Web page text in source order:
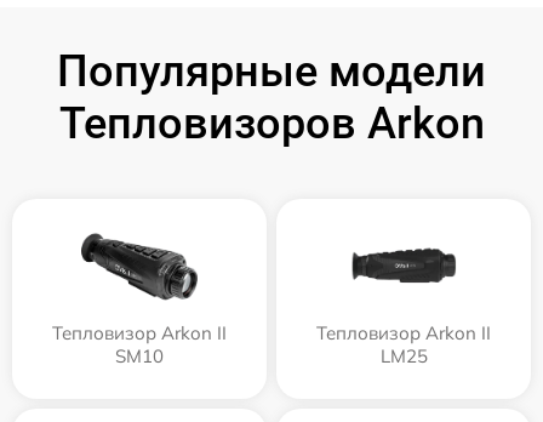
Популярные модели
Тепловизоров Arkon
Тепловизор Arkon II
SM10
Тепловизор Arkon II
LM25